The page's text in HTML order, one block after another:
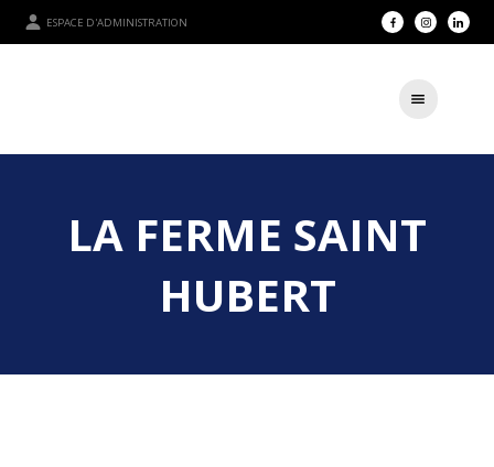
ESPACE D'ADMINISTRATION
LA FERME SAINT
HUBERT